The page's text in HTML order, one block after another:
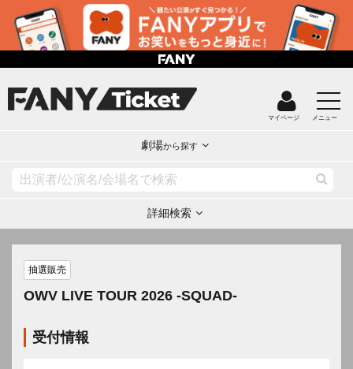
マイページ メニュー
劇場から探す
詳細検索
抽選販売
OWV LIVE TOUR 2026 -SQUAD-
受付情報